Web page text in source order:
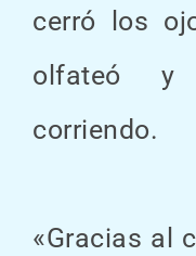
cerró los
olfateó
corriendo.
«Gracias al